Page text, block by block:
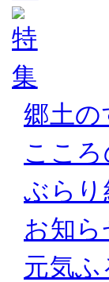
郷土の
ここ
ぶらり
お知
元気